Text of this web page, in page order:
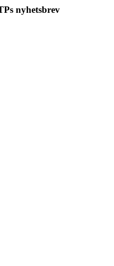
nyhetsbrev